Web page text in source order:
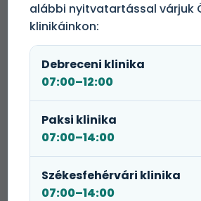
alábbi nyitvatartással várjuk
klinikáinkon:
Debreceni klinika
07:00–12:00
Paksi klinika
07:00–14:00
Székesfehérvári klinika
07:00–14:00